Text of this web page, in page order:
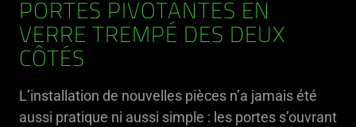
PORTES PIVOTANTES EN
VERRE TREMPÉ DES DEUX
CÔTÉS
L’installation de nouvelles pièces n’a jamais été
aussi pratique ni aussi simple : les portes s’ouvrant